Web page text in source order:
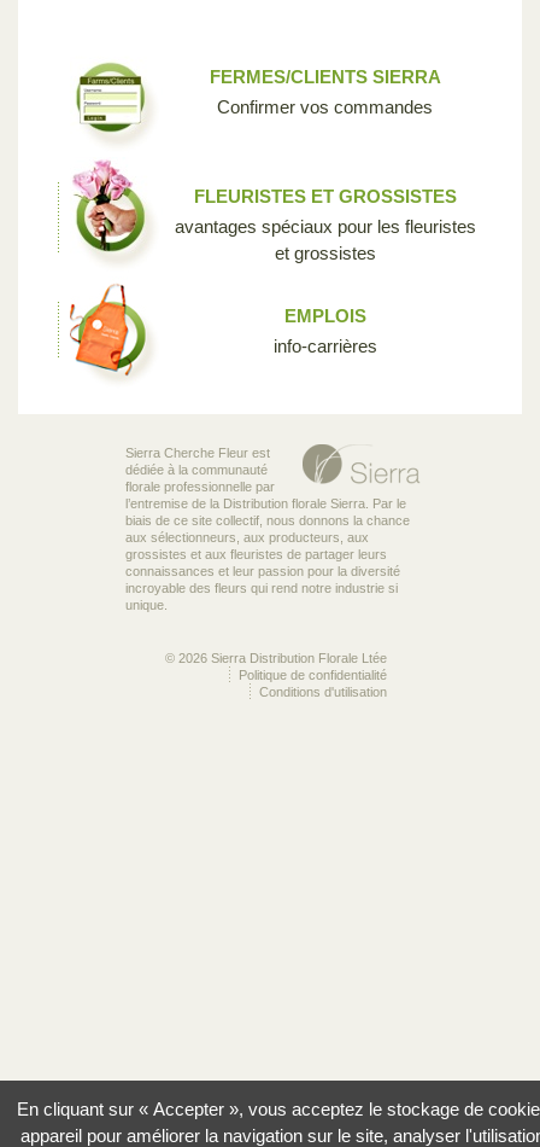
FERMES/CLIENTS SIERRA
Confirmer vos commandes
FLEURISTES ET GROSSISTES
avantages spéciaux pour les fleuristes
et grossistes
EMPLOIS
info-carrières
Sierra Cherche Fleur est
dédiée à la communauté
florale professionnelle par
l’entremise de la Distribution florale Sierra. Par le
biais de ce site collectif, nous donnons la chance
aux sélectionneurs, aux producteurs, aux
grossistes et aux fleuristes de partager leurs
connaissances et leur passion pour la diversité
incroyable des fleurs qui rend notre industrie si
unique.
© 2026 Sierra Distribution Florale Ltée
Politique de confidentialité
Conditions d'utilisation
En cliquant sur « Accepter », vous acceptez le stockage de
appareil pour améliorer la navigation sur le site, analyser